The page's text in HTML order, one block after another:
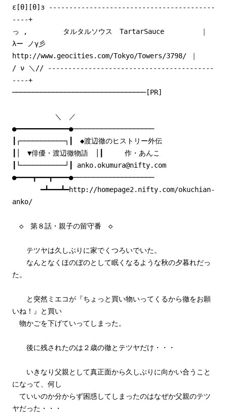
ε[θ][θ]з -----------------------------------------
----+
っ , タルタルソウス TartarSauce ｜
λー ノγ彡
http://www.geocities.com/Tokyo/Towers/3798/ ｜
/ ν ＼// -----------------------------------------
----+
─────────────────────────────────[PR]
＼ ／
●━━━━━━━━━━━━━●────────────────────
┃┌───────────┐┃ ◆渡辺徹のヒストリー外伝
┃│ ▼俳優・渡辺徹物語 │┃ 作・あんこ
┃└───────────┘┃ anko.okumura@nifty.com
●━━━━┳━━━┳━━━━●────────────────────
━┻━━━┻━http://homepage2.nifty.com/okuchian-
anko/
◇ 第８話・親子の留守番 ◇
テツヤは久しぶりに家でくつろいでいた。
なんとなくほのぼのとして眠くなるような秋の夕暮れだっ
た。
と突然ミエコが『ちょっと買い物いってくるから徹をお願
いね！』と買い
物かごを下げていってしまった。
後に残されたのは２歳の徹とテツヤだけ・・・
いきなり父親として真正面から久しぶりに向かい合うこと
になって、何し
ていいのか分からず困惑してしまったのはなぜか父親のテツ
ヤだった・・・